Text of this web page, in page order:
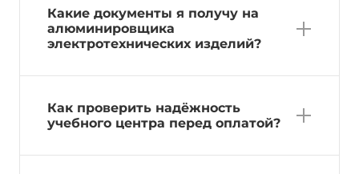
Какие документы я получу на
алюминировщика
электротехнических изделий?
Как проверить надёжность
учебного центра перед оплатой?